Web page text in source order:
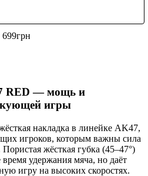
699грн
RED — мощь и
игры
накладка в линейке AK47,
игроков, которым важны сила
жёсткая губка (45–47°)
удержания мяча, но даёт
игру на высоких скоростях.